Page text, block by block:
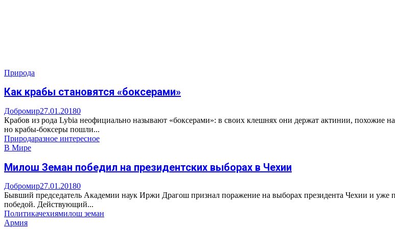
Природа
Как крабы становятся «боксерами»
Добромир27.01.20180
Крабов из рода Lybia неофициально называют «боксерами»: в своих клешнях они держат актинии, похожие
но крабы-боксеры пошли...
Природаразное интересное
В Мире
Милош Земан победил на президентских выборах в Чехии
Добромир27.01.20180
Бывший председатель Академии наук Иржи Драгош признал поражение на выборах президента Чехии и уже
победой. Действующий...
Политикачехиямилош земан
Армия